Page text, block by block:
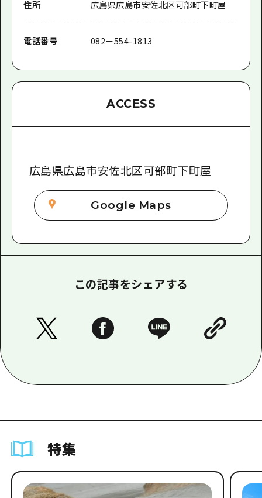
住所 広島県広島市安佐北区可部町下町屋
電話番号 082－554-1813
ACCESS
広島県広島市安佐北区可部町下町屋
Google Maps
この記事をシェアする
特集